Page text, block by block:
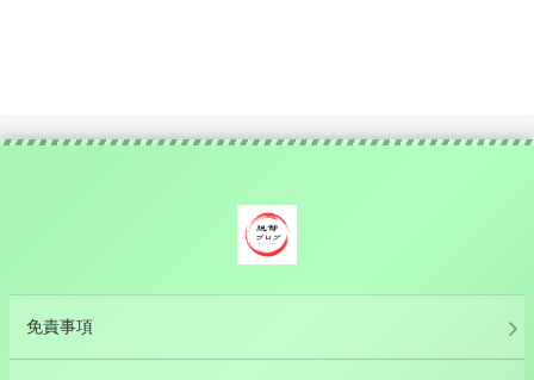
免責事項